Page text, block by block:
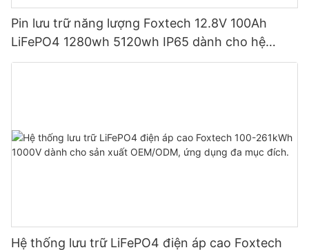
Pin lưu trữ năng lượng Foxtech 12.8V 100Ah
LiFePO4 1280wh 5120wh IP65 dành cho hệ
thống năng lượng mặt trời gia đình
Hệ thống lưu trữ LiFePO4 điện áp cao Foxtech